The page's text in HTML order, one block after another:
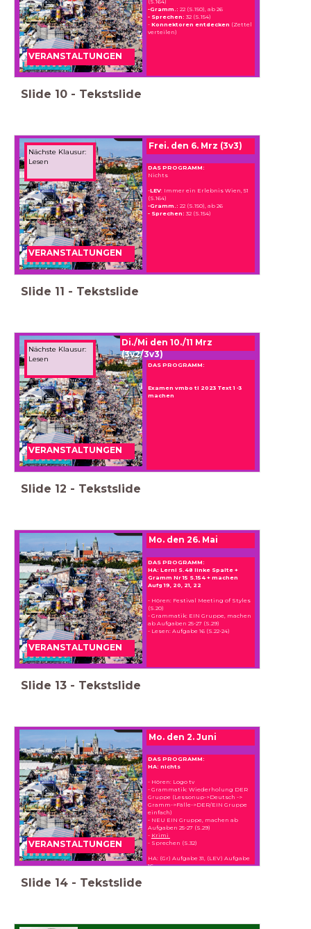
VERANSTALTUNGEN
-Gramm.: 22 (S.150), ab 26
- Sprechen: 32 (S.154)
- Konnektoren entdecken (Zettel
verteilen)
Slide 10 - Tekstslide
Frei. den 6. Mrz (3v3)
VERANSTALTUNGEN
DAS PROGRAMM:
Nichts
-LEV: Immer ein Erlebnis Wien, 51
(S.164)
-Gramm.: 22 (S.150), ab 26
- Sprechen: 32 (S.154)
Nächste Klausur:
Lesen
Slide 11 - Tekstslide
Di./Mi den 10./11 Mrz
(3v2/3v3)
VERANSTALTUNGEN
DAS PROGRAMM:
Examen vmbo tl 2023 Text 1 -3
machen
Nächste Klausur:
Lesen
Slide 12 - Tekstslide
Mo. den 26. Mai
VERANSTALTUNGEN
DAS PROGRAMM:
HA: Lernl S.48 linke Spalte +
Gramm Nr 15 S.154 + machen
Aufg 19, 20, 21, 22
- Hören: Festival Meeting of Styles
(S.20)
- Grammatik: EIN Gruppe, machen
ab Aufgaben 25-27 (S.29)
- Lesen: Aufgabe 16 (S.22-24)
Slide 13 - Tekstslide
Mo. den 2. Juni
VERANSTALTUNGEN
DAS PROGRAMM:
HA: nichts
- Hören: Logo tv
- Grammatik: Wiederholung DER
Gruppe (Lessonup->Deutsch ->
Gramm->Fälle->DER/EIN Gruppe
einfach)
- NEU EIN Gruppe, machen ab
Aufgaben 25-27 (S.29)
- Krimi
- Sprechen (S.32)
HA: (Gr) Aufgabe 31, (LEV) Aufgabe
16
Slide 14 - Tekstslide